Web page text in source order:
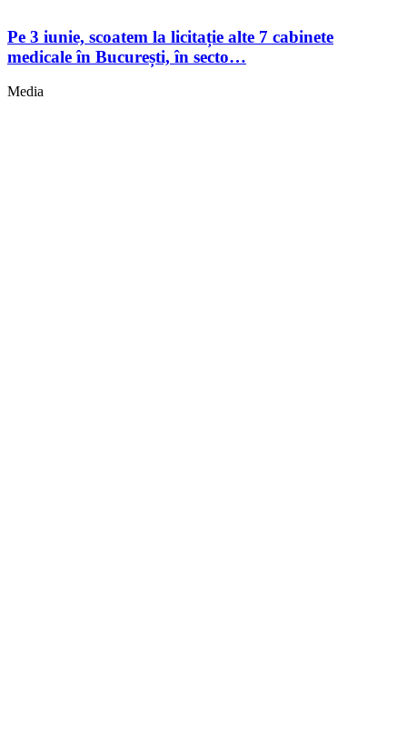
Pe 3 iunie, scoatem la licitație alte 7 cabinete
medicale în București, în secto…
Media